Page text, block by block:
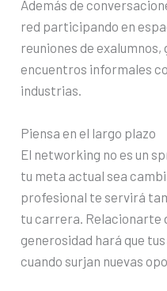
Además de
red participando en
reuniones de
encuentros informales
industrias.
Piensa en el largo plazo
El networking no es un
tu meta actual sea
profesional te servirá
tu carrera. Relacionarte
generosidad hará que
cuando surjan nuevas